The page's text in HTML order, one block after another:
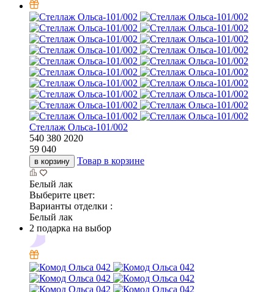
Стеллаж Ольса-101/002
540 380 2020
59 040
в корзину Товар в корзине
Белый лак
Выберите цвет:
Варианты отделки :
Белый лак
2 подарка на выбор